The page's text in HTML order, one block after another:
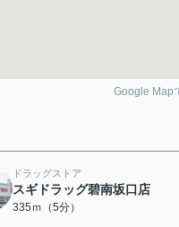
Google Map
ドラッグストア
スギドラッグ碧南坂口店
335ｍ（5分）